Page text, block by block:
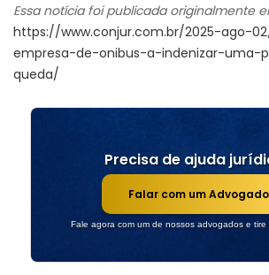
Essa notícia foi publicada originalmente
https://www.conjur.com.br/2025-ago-
empresa-de-onibus-a-indenizar-uma-
queda/
Precisa de ajuda
Falar com um Advogado
Fale agora com um de nossos advogados e tire